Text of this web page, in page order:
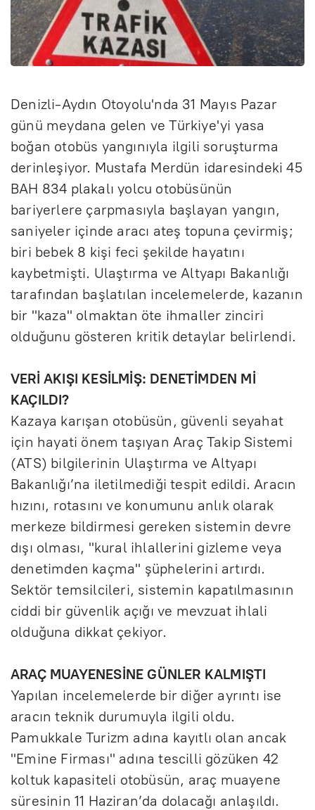
Denizli-Aydın Otoyolu'nda 31 Mayıs Pazar
günü meydana gelen ve Türkiye'yi yasa
boğan otobüs yangınıyla ilgili soruşturma
derinleşiyor. Mustafa Merdün idaresindeki 45
BAH 834 plakalı yolcu otobüsünün
bariyerlere çarpmasıyla başlayan yangın,
saniyeler içinde aracı ateş topuna çevirmiş;
biri bebek 8 kişi feci şekilde hayatını
kaybetmişti. Ulaştırma ve Altyapı Bakanlığı
tarafından başlatılan incelemelerde, kazanın
bir "kaza" olmaktan öte ihmaller zinciri
olduğunu gösteren kritik detaylar belirlendi.
VERİ AKIŞI KESİLMİŞ: DENETİMDEN Mİ
KAÇILDI?
Kazaya karışan otobüsün, güvenli seyahat
için hayati önem taşıyan Araç Takip Sistemi
(ATS) bilgilerinin Ulaştırma ve Altyapı
Bakanlığı’na iletilmediği tespit edildi. Aracın
hızını, rotasını ve konumunu anlık olarak
merkeze bildirmesi gereken sistemin devre
dışı olması, "kural ihlallerini gizleme veya
denetimden kaçma" şüphelerini artırdı.
Sektör temsilcileri, sistemin kapatılmasının
ciddi bir güvenlik açığı ve mevzuat ihlali
olduğuna dikkat çekiyor.
ARAÇ MUAYENESİNE GÜNLER KALMIŞTI
Yapılan incelemelerde bir diğer ayrıntı ise
aracın teknik durumuyla ilgili oldu.
Pamukkale Turizm adına kayıtlı olan ancak
"Emine Firması" adına tescilli gözüken 42
koltuk kapasiteli otobüsün, araç muayene
süresinin 11 Haziran’da dolacağı anlaşıldı.